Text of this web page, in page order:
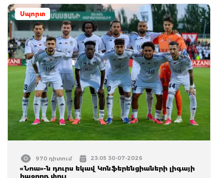
Սպորտ
970 դիտում 23:05 30-07-2026
«Նոա»-ն դուրս եկավ Կոնֆերենցիաների լիգայի
հաջորդ փուլ